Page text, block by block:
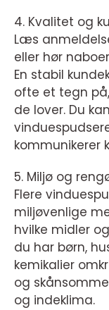
4. Kvalitet og
Læs
eller hør
En stabil
ofte et tegn
de lover. Du
kommunikerer
5. Miljø og
Flere
miljøvenlige
hvilke midler
du har børn,
kemikalier
og
og indeklima.